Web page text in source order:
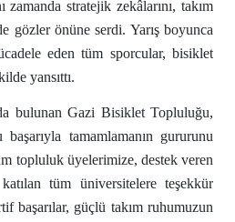
stratejik zekâlarını, takım
gözler önüne serdi. Yarış boyunca
eden tüm sporcular, bisiklet
yansıttı.
bulunan Gazi Bisiklet Topluluğu,
tamamlamanın gururunu
topluluk üyelerimize, destek veren
tüm üniversitelere teşekkür
başarılar, güçlü takım ruhumuzun